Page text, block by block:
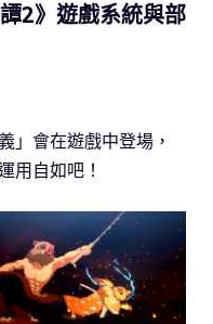
2》遊戲系統與部
」會在遊戲中登場，
用自如吧！